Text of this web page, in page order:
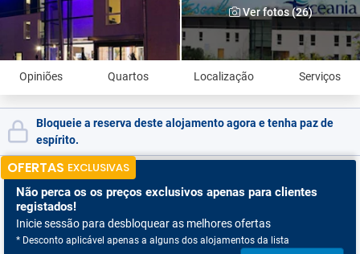
Ver fotos (26)
Opiniões Quartos Localização Serviços
Bloqueie a reserva deste alojamento agora e tenha paz de
espírito.
OFERTAS EXCLUSIVAS
Não perca os os preços exclusivos apenas para clientes
registados!
Inicie sessão para desbloquear as melhores ofertas
* Desconto aplicável apenas a alguns dos alojamentos da lista